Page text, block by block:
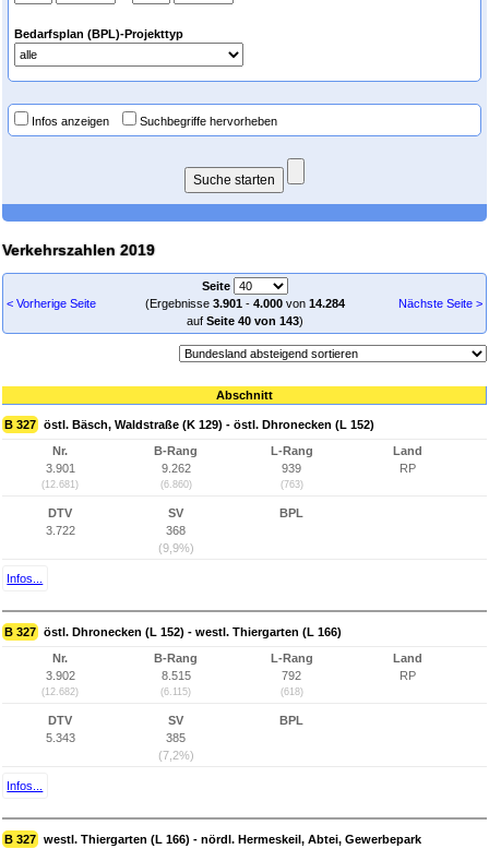
Bedarfsplan (BPL)-Projekttyp
Infos anzeigen Suchbegriffe hervorheben
Verkehrszahlen 2019
< Vorherige Seite
Seite
(Ergebnisse 3.901- 4.000von 14.284
auf Seite 40 von 143)
Nächste Seite >
Abschnitt
B 327 östl. Bäsch, Waldstraße (K 129) - östl. Dhronecken (L 152)
Nr.
3.901
(12.681)
B-Rang
9.262
(6.860)
L-Rang
939
(763)
Land
RP
DTV
3.722
SV
368
(9,9%)
BPL
Infos...
B 327 östl. Dhronecken (L 152) - westl. Thiergarten (L 166)
Nr.
3.902
(12.682)
B-Rang
8.515
(6.115)
L-Rang
792
(618)
Land
RP
DTV
5.343
SV
385
(7,2%)
BPL
Infos...
B 327 westl. Thiergarten (L 166) - nördl. Hermeskeil, Abtei, Gewerbepark